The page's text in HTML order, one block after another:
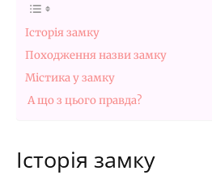
Історія замку
Походження назви замку
Містика у замку
А що з цього правда?
Історія замку